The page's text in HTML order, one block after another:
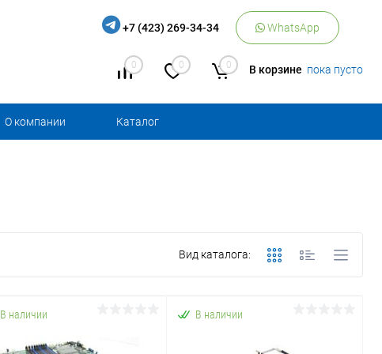
+7 (423) 269-34-34 WhatsApp
0 0 0 В корзине пока пусто
О компании Каталог
Вид каталога:
В наличии В наличии